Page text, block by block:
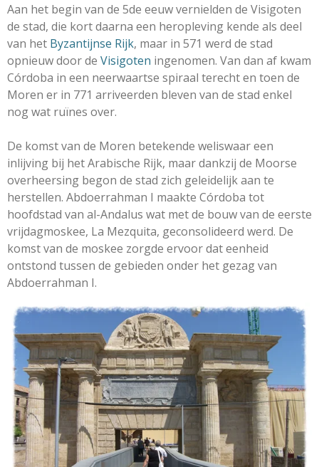
Aan het begin van de 5de eeuw vernielden de Visigoten
de stad, die kort daarna een heropleving kende als deel
van het Byzantijnse Rijk, maar in 571 werd de stad
opnieuw door de Visigoten ingenomen. Van dan af kwam
Córdoba in een neerwaartse spiraal terecht en toen de
Moren er in 771 arriveerden bleven van de stad enkel
nog wat ruïnes over.
De komst van de Moren betekende weliswaar een
inlijving bij het Arabische Rijk, maar dankzij de Moorse
overheersing begon de stad zich geleidelijk aan te
herstellen. Abdoerrahman I maakte Córdoba tot
hoofdstad van al-Andalus wat met de bouw van de eerste
vrijdagmoskee, La Mezquita, geconsolideerd werd. De
komst van de moskee zorgde ervoor dat eenheid
ontstond tussen de gebieden onder het gezag van
Abdoerrahman I.